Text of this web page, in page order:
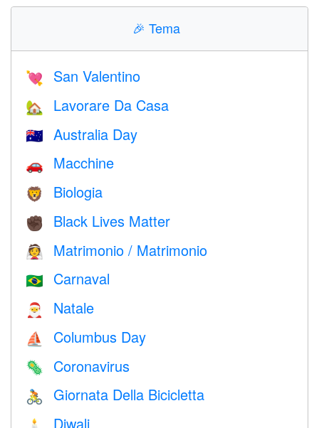
🎉 Tema
💘 San Valentino
🏡 Lavorare Da Casa
🇦🇺 Australia Day
🚗 Macchine
🦁 Biologia
✊🏿 Black Lives Matter
👰 Matrimonio / Matrimonio
🇧🇷 Carnaval
🎅 Natale
⛵️ Columbus Day
🦠 Coronavirus
🚴 Giornata Della Bicicletta
Diwali